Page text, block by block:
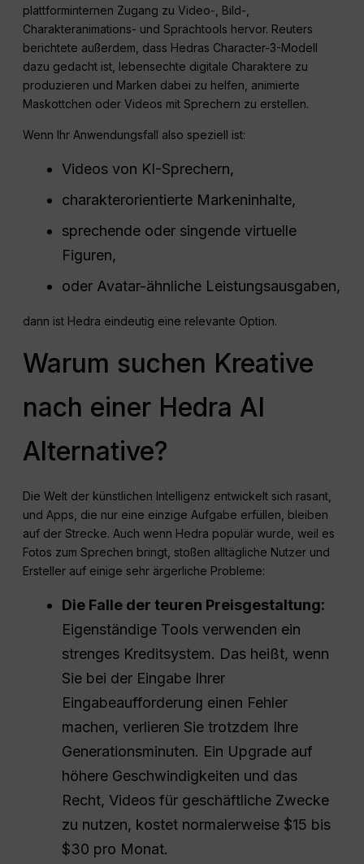
plattforminternen Zugang zu Video-, Bild-,
Charakteranimations- und Sprachtools hervor. Reuters
berichtete außerdem, dass Hedras Character-3-Modell
dazu gedacht ist, lebensechte digitale Charaktere zu
produzieren und Marken dabei zu helfen, animierte
Maskottchen oder Videos mit Sprechern zu erstellen.
Wenn Ihr Anwendungsfall also speziell ist:
Videos von KI-Sprechern,
charakterorientierte Markeninhalte,
sprechende oder singende virtuelle
Figuren,
oder Avatar-ähnliche Leistungsausgaben,
dann ist Hedra eindeutig eine relevante Option.
Warum suchen Kreative
nach einer Hedra AI
Alternative?
Die Welt der künstlichen Intelligenz entwickelt sich rasant,
und Apps, die nur eine einzige Aufgabe erfüllen, bleiben
auf der Strecke. Auch wenn Hedra populär wurde, weil es
Fotos zum Sprechen bringt, stoßen alltägliche Nutzer und
Ersteller auf einige sehr ärgerliche Probleme:
Die Falle der teuren Preisgestaltung:
Eigenständige Tools verwenden ein
strenges Kreditsystem. Das heißt, wenn
Sie bei der Eingabe Ihrer
Eingabeaufforderung einen Fehler
machen, verlieren Sie trotzdem Ihre
Generationsminuten. Ein Upgrade auf
höhere Geschwindigkeiten und das
Recht, Videos für geschäftliche Zwecke
zu nutzen, kostet normalerweise $15 bis
$30 pro Monat.